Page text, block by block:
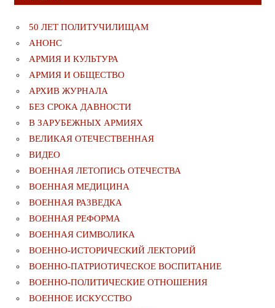
50 ЛЕТ ПОЛИТУЧИЛИЩАМ
АНОНС
АРМИЯ И КУЛЬТУРА
АРМИЯ И ОБЩЕСТВО
АРХИВ ЖУРНАЛА
БЕЗ СРОКА ДАВНОСТИ
В ЗАРУБЕЖНЫХ АРМИЯХ
ВЕЛИКАЯ ОТЕЧЕСТВЕННАЯ
ВИДЕО
ВОЕННАЯ ЛЕТОПИСЬ ОТЕЧЕСТВА
ВОЕННАЯ МЕДИЦИНА
ВОЕННАЯ РАЗВЕДКА
ВОЕННАЯ РЕФОРМА
ВОЕННАЯ СИМВОЛИКА
ВОЕННО-ИСТОРИЧЕСКИЙ ЛЕКТОРИЙ
ВОЕННО-ПАТРИОТИЧЕСКОЕ ВОСПИТАНИЕ
ВОЕННО-ПОЛИТИЧЕСКИE ОТНОШЕНИЯ
ВОЕННОЕ ИСКУССТВО